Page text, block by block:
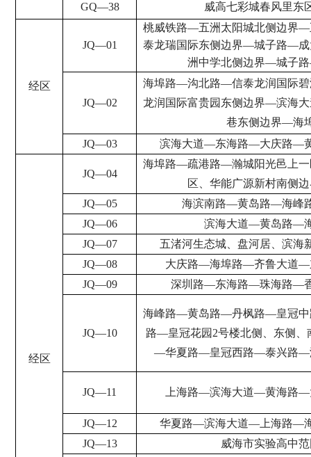
GQ—38 威高七彩城春风里东
经区
JQ—01
桃威铁路—五洲太阳城北侧边界—
泰龙瑞国际东侧边界—城子路—
洲中学北侧边界—城子路
JQ—02
海埠路—沟北路—信泰龙润国际
龙润国际富贵园东侧边界—滨海
巷东侧边界—海
JQ—03 滨海大道—东海路—大庆路—
经区
JQ—04
海埠路—疏港路—瀚城阳光邑上
区、华能广源新村南侧
JQ—05 海滨南路—黄岛路—海峰
JQ—06 滨海大道—黄岛路—
JQ—07
五渚河生态城、盘河居、滨海
JQ—08 大庆路—海埠路—齐鲁大道—
JQ—09 深圳路—东海路—珠海路—
JQ—10
海峰路—黄岛路—丹枫路—皇冠
路—皇冠花园 2号楼北侧、东侧、
—华夏路—皇冠西路—泰兴路—
JQ—11 上海路—滨海大道—黄海路—
JQ—12 华夏路—滨海大道—上海路—
JQ—13
威海市实验高中